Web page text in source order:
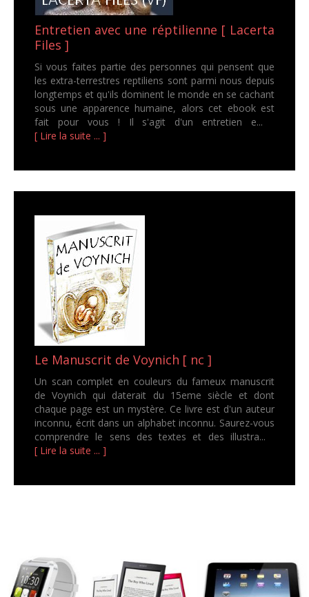
Entretien avec une réptilienne [ Lacerta
Files ]
Si vous faites partie des personnes qui pensent que
les extra-terrestres reptiliens sont parmi nous depuis
longtemps et qu'ils dominent le monde en se cachant
sous une apparence humaine, alors cet ebook est
fait pour vous ! Il s'agit d'un entretien e...
[ Lire la suite ... ]
Le Manuscrit de Voynich [ nc ]
Un scan complet en couleurs du fameux manuscrit
de Voynich qui daterait du 15eme siècle et dont
chaque page est un mystère. Ce livre est d'un auteur
inconnu, écrit dans un alphabet inconnu. Saurez-vous
comprendre le sens des textes et des illustra...
[ Lire la suite ... ]